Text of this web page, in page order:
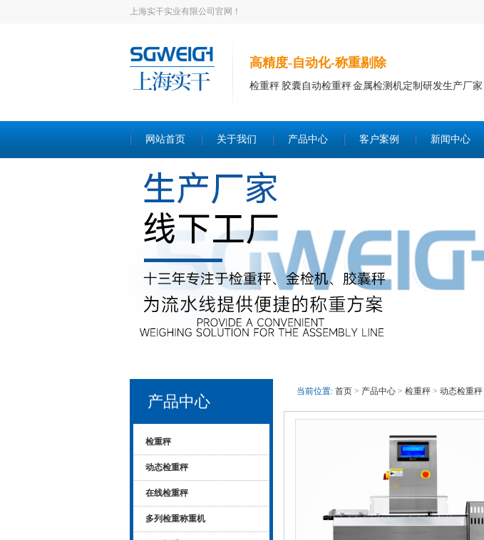
上海实干实业有限公司官网！
高精度-自动化-称重剔除
检重秤 胶囊自动检重秤 金属检测机定制研发生产厂家
网站首页 关于我们 产品中心 客户案例 新闻中心
产品中心
检重秤
动态检重秤
在线检重秤
多列检重称重机
当前位置: 首页 > 产品中心 > 检重秤 > 动态检重秤